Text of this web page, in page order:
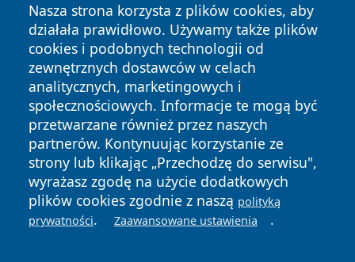
Nasza strona korzysta z plików cookies, aby
działała prawidłowo. Używamy także plików
cookies i podobnych technologii od
zewnętrznych dostawców w celach
analitycznych, marketingowych i
społecznościowych. Informacje te mogą być
przetwarzane również przez naszych
partnerów. Kontynuując korzystanie ze
strony lub klikając „Przechodzę do serwisu",
wyrażasz zgodę na użycie dodatkowych
plików cookies zgodnie z naszą polityką
prywatności. Zaawansowane ustawienia .
Copyright © 2026 24piaseczno.pl Wszystkie prawa
zastrzeżone.
News Autorzy
Polityka
Prywatności
Polityka
Cookies